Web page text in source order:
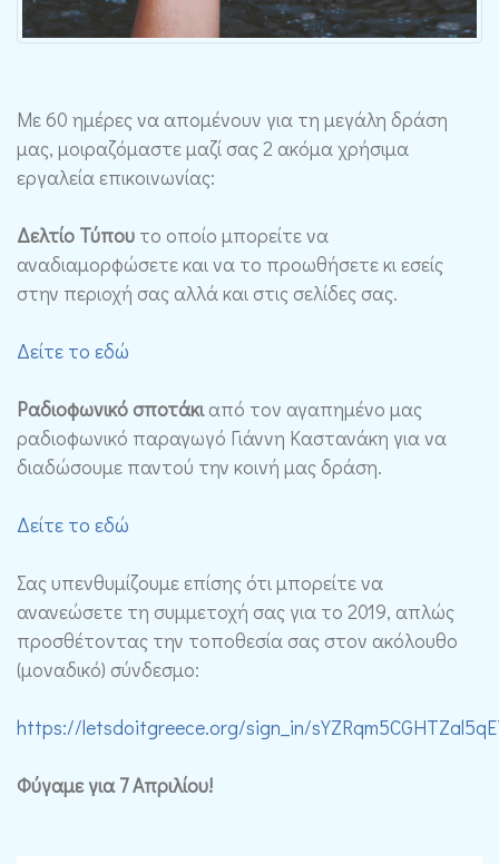
Με 60 ημέρες να απομένουν για τη μεγάλη δράση
μας, μοιραζόμαστε μαζί σας 2 ακόμα χρήσιμα
εργαλεία επικοινωνίας:
Δελτίο Τύπου το οποίο μπορείτε να
αναδιαμορφώσετε και να το προωθήσετε κι εσείς
στην περιοχή σας αλλά και στις σελίδες σας.
Δείτε το εδώ
Ραδιοφωνικό σποτάκιαπό τον αγαπημένο μας
ραδιοφωνικό παραγωγό Γιάννη Καστανάκη για να
διαδώσουμε παντού την κοινή μας δράση.
Δείτε το εδώ
Σας υπενθυμίζουμε επίσης ότι μπορείτε να
ανανεώσετε τη συμμετοχή σας για το 2019, απλώς
προσθέτοντας την τοποθεσία σας στον ακόλουθο
(μοναδικό) σύνδεσμο:
https://letsdoitgreece.org/sign_in/
Φύγαμε για 7 Απριλίου!